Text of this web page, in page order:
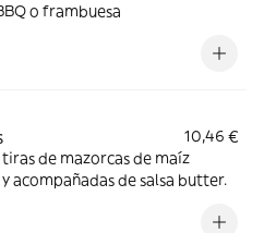
o frambuesa
10,46 €
de mazorcas de maíz
acompañadas de salsa butter.